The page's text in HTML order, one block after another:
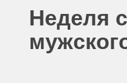
Неделя